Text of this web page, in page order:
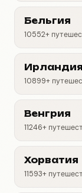
Бельгия
10552+
Ирландия
10899+
Венгрия
11246+
Хорватия
11593+